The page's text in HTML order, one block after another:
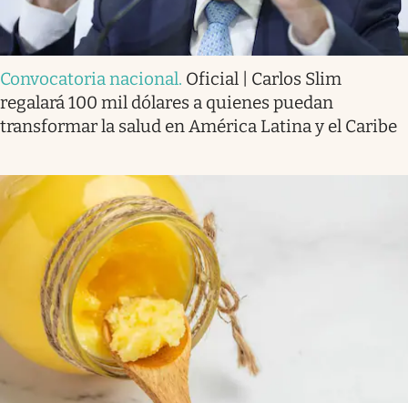
Convocatoria nacional. Oficial | Carlos Slim
regalará 100 mil dólares a quienes puedan
transformar la salud en América Latina y el Caribe